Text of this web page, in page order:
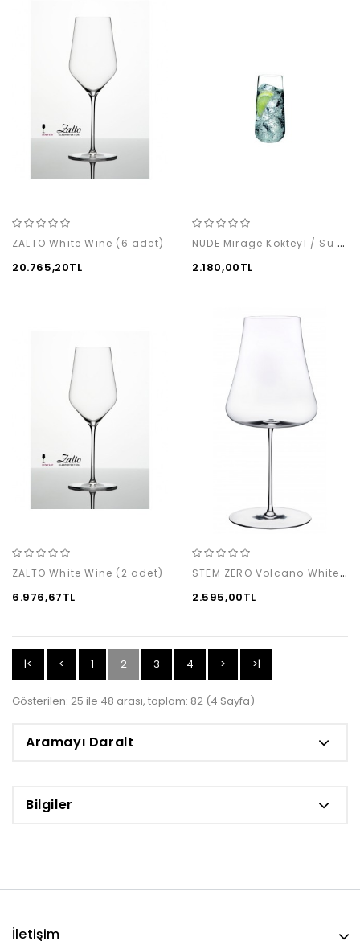
ZALTO White Wine (6 adet)
20.765,20TL
NUDE Mirage Kokteyl / Su (4'lü)
2.180,00TL
ZALTO White Wine (2 adet)
6.976,67TL
STEM ZERO Volcano White Wine (1'li)
2.595,00TL
|< < 1 2 3 4 > >|
Gösterilen: 25 ile 48 arası, toplam: 82 (4 Sayfa)
Aramayı Daralt
Bilgiler
İletişim